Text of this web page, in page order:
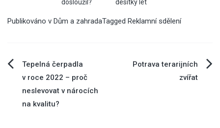
dosloužil?
desítky let
Publikováno v Dům a zahradaTagged Reklamní sdělení
Navigace
pro
Tepelná čerpadla
v roce 2022 – proč
neslevovat v nárocích
na kvalitu?
Potrava terarijních
zvířat